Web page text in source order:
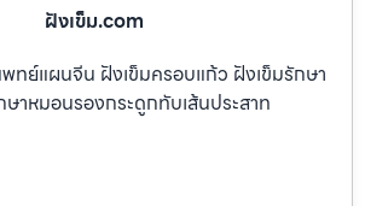
ฝังเข็ม.com
ทย์แผนจีน ฝังเข็มครอบแก้ว ฝังเข็มรักษา
ษาหมอนรองกระดูกทับเส้นประสาท